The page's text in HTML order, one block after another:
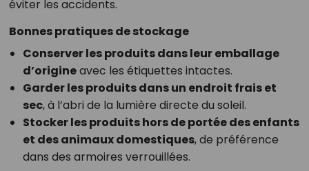
éviter les accidents.
Bonnes pratiques de stockage
Conserver les produits dans leur emballage
d’origineavec les étiquettes intactes.
Garder les produits dans un endroit frais et
sec, à l’abri de la lumière directe du soleil.
Stocker les produits hors de portée des enfants
et des animaux domestiques, de préférence
dans des armoires verrouillées.